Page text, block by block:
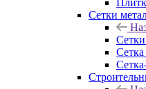
Сетки